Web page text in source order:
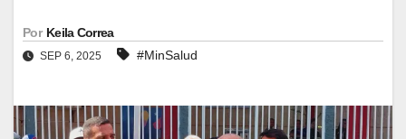
Por Keila Correa
SEP 6, 2025 #MinSalud